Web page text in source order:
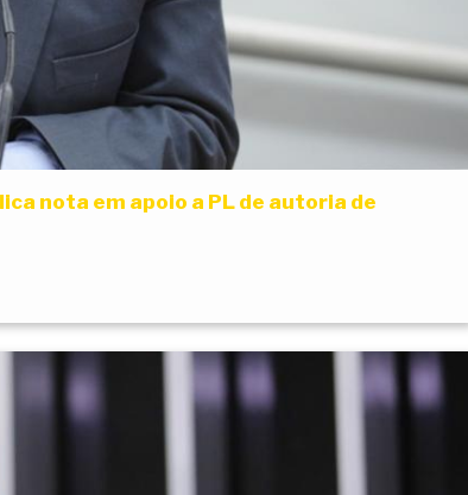
nota em apoio a PL de autoria de